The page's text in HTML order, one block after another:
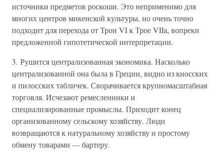
источники предметов роскоши. Это неприменимо для
многих центров микенской культуры, но очень точно
подходит для перехода от Трои VI к Трое VIIa, вопреки
предложенной гипотетической интерпретации.
3. Рушится централизованная экономика. Насколько
централизованной она была в Греции, видно из кносских
и пилосских табличек. Сворачивается крупномасштабная
торговля. Исчезают ремесленники и
специализированные промыслы. Приходит конец
организованному сельскому хозяйству. Люди
возвращаются к натуральному хозяйству и простому
обмену товарами — бартеру.